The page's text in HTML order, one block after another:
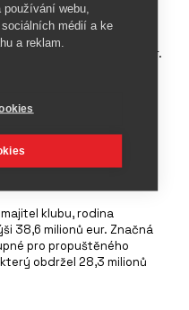
o 18 % na 669,1 milionů
velké ztráty. Ztráta byla
kluby činí 590,4 milionů eur.
pandemie.
platy. Tato položka se
kluby Premier League
obhajuje vysoké náklady
obstát v sezóně
klubu, rodina
38,6 milionů eur. Značná
pro propuštěného
obdržel 28,3 milionů
webu,
médií a ke
a reklam.